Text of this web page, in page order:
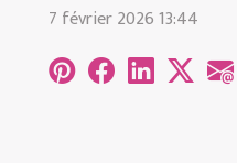
7 février 2026 13:44